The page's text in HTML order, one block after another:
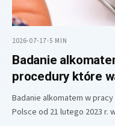
2026-07-17•5 MIN
Badanie
procedury które
Badanie alkomatem w
Polsce od 21 lutego 2023 r.